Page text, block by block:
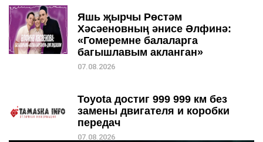
Яшь җырчы Рөстәм
Хәсәеновның әнисе Әлфинә:
«Гомеремне балаларга
багышлавым акланган»
07.08.2026
Toyota достиг 999 999 км без
замены двигателя и коробки
передач
07.08.2026